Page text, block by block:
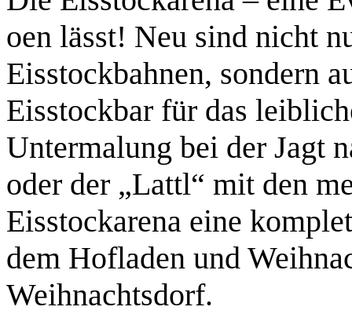
oen lässt! Neu sind nicht
Eisstockbahnen, sondern
Eisstockbar für das
Untermalung bei der Jagt
oder der „Lattl“ mit den
Eisstockarena eine
dem Hofladen und
Weihnachtsdorf.